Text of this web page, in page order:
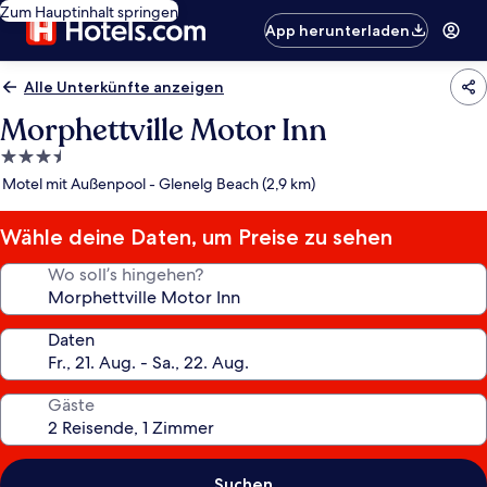
Zum Hauptinhalt springen
App herunterladen
Alle Unterkünfte anzeigen
Morphettville Motor Inn
3.5-
Sterne-
Motel mit Außenpool - Glenelg Beach (2,9 km)
Wähle deine Daten, um Preise zu sehen
Wo soll’s hingehen?
Daten
Gäste